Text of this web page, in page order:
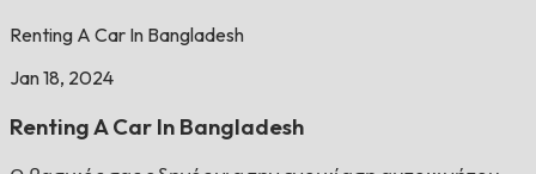
Renting A Car In Bangladesh
Jan 18, 2024
Renting A Car In Bangladesh